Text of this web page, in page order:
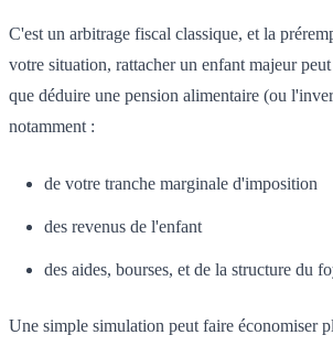
C'est un arbitrage fiscal classique, et la
votre situation, rattacher un enfant majeur
que déduire une pension alimentaire (ou
notamment :
de votre tranche marginale d'imposition
des revenus de l'enfant
des aides, bourses, et de la structure du
Une simple simulation peut faire économiser